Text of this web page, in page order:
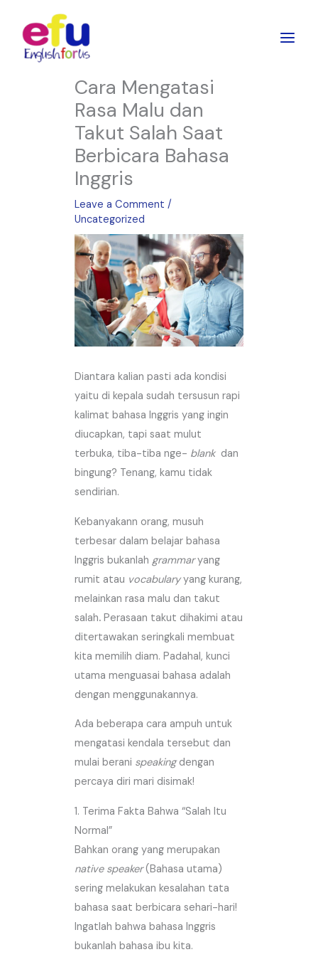
content
Cara Mengatasi
Rasa Malu dan
Takut Salah Saat
Berbicara Bahasa
Inggris
Leave a Comment /
Uncategorized
Diantara kalian pasti ada kondisi
yaitu di kepala sudah tersusun rapi
kalimat bahasa Inggris yang ingin
diucapkan, tapi saat mulut
terbuka, tiba-tiba nge- blank dan
bingung? Tenang, kamu tidak
sendirian.
Kebanyakann orang, musuh
terbesar dalam belajar bahasa
Inggris bukanlah grammaryang
rumit atau vocabularyyang kurang,
melainkan rasa malu dan takut
salah. Perasaan takut dihakimi atau
ditertawakan seringkali membuat
kita memilih diam. Padahal, kunci
utama menguasai bahasa adalah
dengan menggunakannya.
Ada beberapa cara ampuh untuk
mengatasi kendala tersebut dan
mulai berani speakingdengan
percaya diri mari disimak!
1. Terima Fakta Bahwa “Salah Itu
Normal”
Bahkan orang yang merupakan
native speaker(Bahasa utama)
sering melakukan kesalahan tata
bahasa saat berbicara sehari-hari!
Ingatlah bahwa bahasa Inggris
bukanlah bahasa ibu kita.